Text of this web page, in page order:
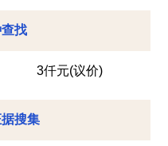
找
3仟元(议价)
搜集